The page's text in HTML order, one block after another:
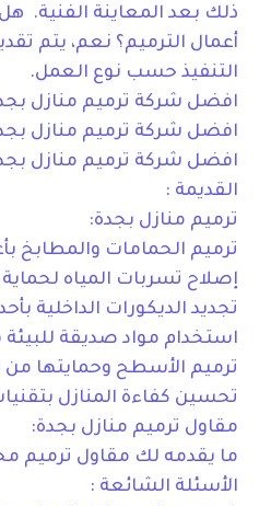
ذلك بعد المعاينة الفنية.
أعمال الترميم؟ نعم، يتم
التنفيذ حسب نوع العمل.
افضل شركة ترميم منازل بجدة
افضل شركة ترميم منازل
افضل شركة ترميم منازل
القديمة :
ترميم منازل بجدة:
ترميم الحمامات والمطابخ
إصلاح تسربات المياه لحماية
تجديد الديكورات الداخلية
استخدام مواد صديقة للبيئة
ترميم الأسطح وحمايتها من
تحسين كفاءة المنازل
مقاول ترميم منازل بجدة:
ما يقدمه لك مقاول ترميم
الأسئلة الشائعة :